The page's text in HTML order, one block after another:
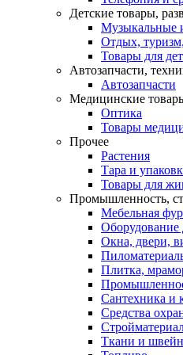
Детские товары,
Музыкальные
Отдых,
Товары для
Автозапчасти,
Автозапчасти
Медицинские
Оптика
Товары
Прочее
Растения
Тара и
Товары для
Промышленность,
Мебельная
Оборудование
Окна, двери,
Плитка,
Сантехника и
Средства
Ткани и